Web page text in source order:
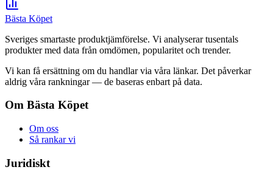
Bästa Köpet
Sveriges smartaste produktjämförelse. Vi analyserar tusentals
produkter med data från omdömen, popularitet och trender.
Vi kan få ersättning om du handlar via våra länkar. Det påverkar
aldrig våra rankningar — de baseras enbart på data.
Om Bästa Köpet
Om oss
Så rankar vi
Juridiskt